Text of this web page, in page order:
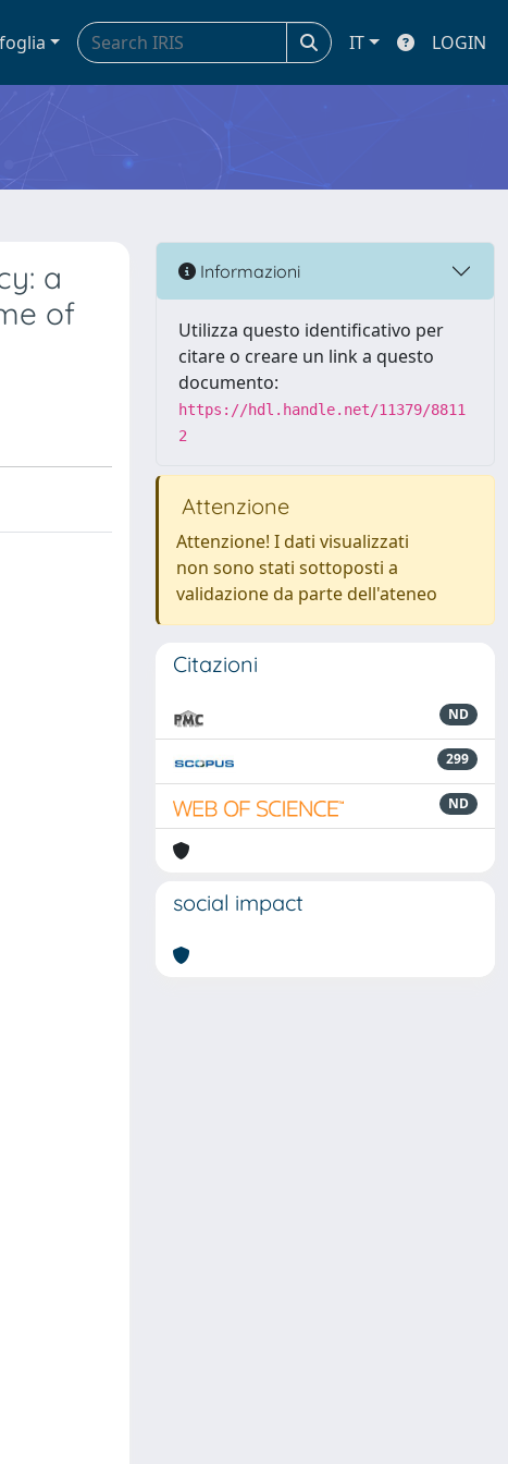
IT LOGIN
a
of
Informazioni
Utilizza questo identificativo per
citare o creare un link a questo
documento:
https://hdl.handle.net/11379/8811
2
Attenzione
Attenzione! I dati visualizzati
non sono stati sottoposti a
validazione da parte dell'ateneo
Citazioni
ND
299
ND
social impact